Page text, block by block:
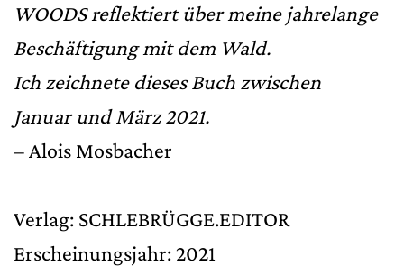
WOODS reflektiert über meine jahrelange
Beschäftigung mit dem Wald.
Ich zeichnete dieses Buch zwischen
Januar und März 2021.
– Alois Mosbacher
Verlag: SCHLEBRÜGGE.EDITOR
Erscheinungsjahr: 2021